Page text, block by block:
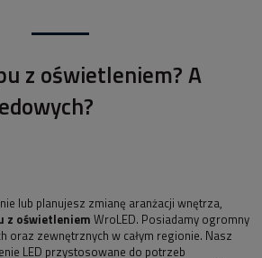
z oświetleniem? A
lub planujesz zmianę aranżacji wnętrza,
z oświetleniem WroLED. Posiadamy ogromny
oraz zewnętrznych w całym regionie. Nasz
LED przystosowane do potrzeb